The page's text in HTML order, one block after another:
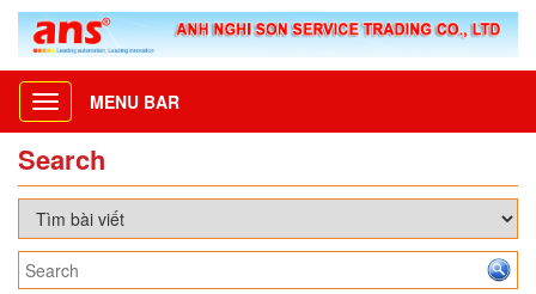
Toggle
navigation
MENU BAR
Search